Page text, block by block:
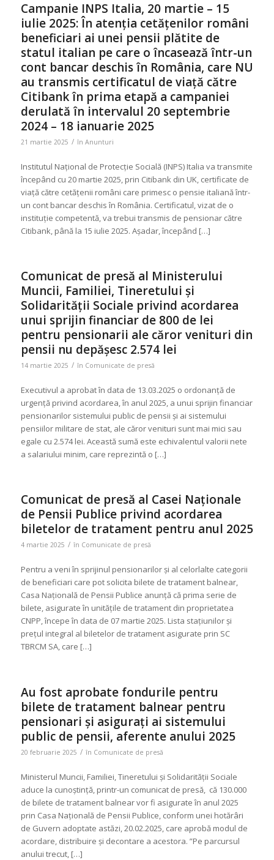
Campanie INPS Italia, 20 martie – 15
iulie 2025: În atenția cetățenilor români
beneficiari ai unei pensii plătite de
statul italian pe care o încasează într-un
cont bancar deschis în România, care NU
au transmis certificatul de viață către
Citibank în prima etapă a campaniei
derulată în intervalul 20 septembrie
2024 – 18 ianuarie 2025
21 martie 2025 / în Anunturi
Institutul Național de Protecție Socială (INPS) Italia va transmite
începând cu 20 martie 2025, prin Citibank din UK, certificate de
viață către cetățenii români care primesc o pensie italiană într-
un cont bancar deschis în România. Certificatul, vizat de o
instituție competentă, va trebui transmis de pensionar către
Citibank, până la 15 iulie 2025. Așadar, începând […]
Comunicat de presă al Ministerului
Muncii, Familiei, Tineretului și
Solidarității Sociale privind acordarea
unui sprijin financiar de 800 de lei
pentru pensionarii ale căror venituri din
pensii nu depășesc 2.574 lei
14 martie 2025 / în Comunicate de presă
Executivul a aprobat în data de 13.03.2025 o ordonanță de
urgență privind acordarea, în anul 2025, a unui sprijin financiar
pensionarilor sistemului public de pensii și ai sistemului
pensiilor militare de stat, ale căror venituri sunt mai mici sau
egale cu 2.574 lei. Această sumă este echivalentul valorii nete
a salariului minim, care reprezintă o […]
Comunicat de presă al Casei Naționale
de Pensii Publice privind acordarea
biletelor de tratament pentru anul 2025
4 martie 2025 / în Comunicate de presă
Pentru a veni în sprijinul pensionarilor și al celorlalte categorii
de beneficiari care pot solicita bilete de tratament balnear,
Casa Națională de Pensii Publice anunță că prima serie de
bilete, asigurate în unitățile de tratament din proprietatea
CNPP, începe în data de 07 martie 2025. Lista stațiunilor și
prețul integral al biletelor de tratament asigurate prin SC
TBRCM SA, care […]
Au fost aprobate fondurile pentru
bilete de tratament balnear pentru
pensionari și asigurați ai sistemului
public de pensii, aferente anului 2025
20 februarie 2025 / în Comunicate de presă
Ministerul Muncii, Familiei, Tineretului și Solidarității Sociale
aduce la cunoștință, printr-un comunicat de presă, că 130.000
de bilete de tratament balnear vor fi asigurate în anul 2025
prin Casa Națională de Pensii Publice, conform unei hotărâri
de Guvern adoptate astăzi, 20.02.2025, care aprobă modul de
acordare, distribuire şi decontare a acestora. ”Pe parcursul
anului trecut, […]